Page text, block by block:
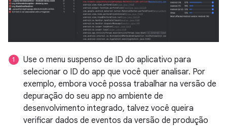
Use o menu suspenso de ID do aplicativo para
selecionar o ID do app que você quer analisar. Por
exemplo, embora você possa trabalhar na versão de
depuração do seu app no ambiente de
desenvolvimento integrado, talvez você queira
verificar dados de eventos da versão de produção